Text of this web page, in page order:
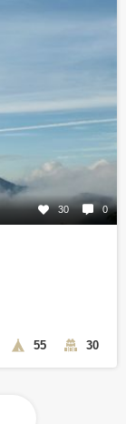
30 0
55 30